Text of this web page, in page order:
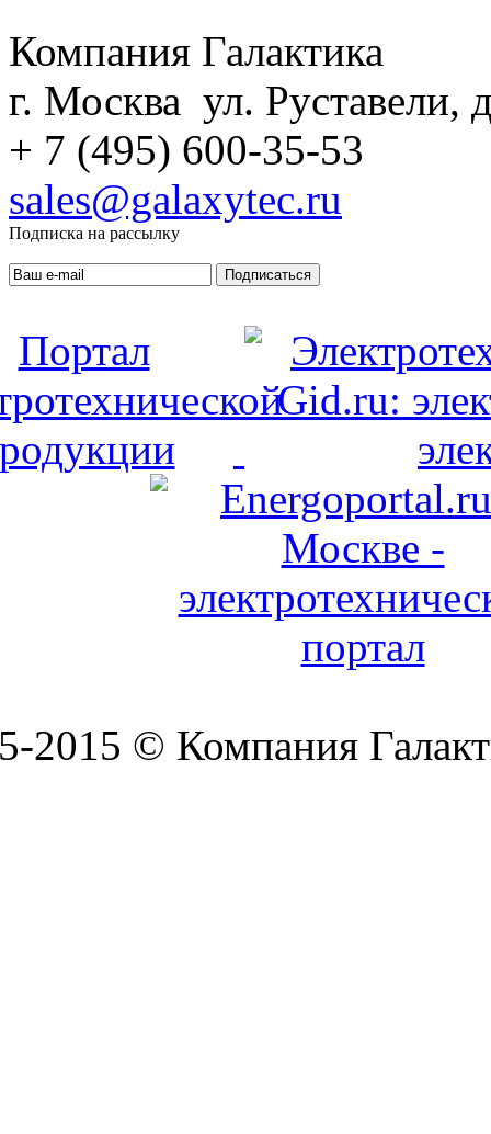
Компания Галактика
г. Москва ул. Руставели,
+ 7 (495) 600-35-53
sales@galaxytec.ru
Подписка на рассылку
Подписаться
2015 © Компания